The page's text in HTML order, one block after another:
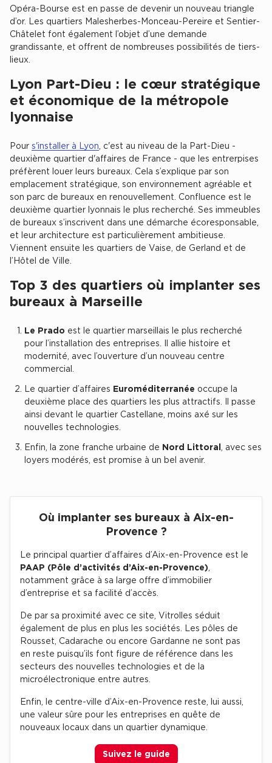
Achat d'Entrepôts / Activités
Achat d'Entrepôts / Activités en Ille-et-Vilaine
Achat d'Entrepôts / Activités à Aubagne
Achat d'Entrepôts / Activités à Toulouse
Achat d'Entrepôts / Activités à Dijon
Collections d'Entrepôts / Activités
Entrepôts et Locaux d'activités indépendants
Entrepôts et Locaux d'activités avec quai de
chargement
Entrepôts et Locaux d'activités - Programmes neufs
Location de plateformes Logistique
Location de plateformes Logistique à Amiens
Location de plateformes Logistique à Marseille
Achat de plateformes Logistique
Achat de plateformes Logistique en Bretagne
Achat de plateformes Logistique à Lyon
Collections de Logistique
Entrepôts Messagerie
Entrepôts logistique classe A
Entrepôts XXL
Location de Commerces
Location de Commerces à Bordeaux
Location de Commerces à Toulouse
Location de Commerces à Reims
Opéra-Bourse est en passe de devenir un nouveau triangle
d’or. Les quartiers Malesherbes-Monceau-Pereire et Sentier-
Châtelet font également l’objet d’une demande
grandissante, et offrent de nombreuses possibilités de tiers-
lieux.
Lyon Part-Dieu : le cœur stratégique
et économique de la métropole
lyonnaise
Pour s'installer à Lyon, c'est au niveau de la Part-Dieu -
deuxième quartier d'affaires de France - que les entrerpises
préfèrent louer leurs bureaux. Cela s’explique par son
emplacement stratégique, son environnement agréable et
son parc de bureaux en renouvellement. Confluence est le
deuxième quartier lyonnais le plus recherché. Ses immeubles
de bureaux s’inscrivent dans une démarche écoresponsable,
et leur architecture est particulièrement ambitieuse.
Viennent ensuite les quartiers de Vaise, de Gerland et de
l’Hôtel de Ville.
Top 3 des quartiers où implanter ses
bureaux à Marseille
Le Prado est le quartier marseillais le plus recherché
pour l’installation des entreprises. Il allie histoire et
modernité, avec l’ouverture d’un nouveau centre
commercial.
Le quartier d’affaires Euroméditerranée occupe la
deuxième place des quartiers les plus attractifs. Il passe
ainsi devant le quartier Castellane, moins axé sur les
nouvelles technologies.
Enfin, la zone franche urbaine de Nord Littoral , avec ses
loyers modérés, est promise à un bel avenir.
Où implanter ses bureaux à Aix-en-
Provence ?
Le principal quartier d’affaires d’Aix-en-Provence est le
PAAP (Pôle d’activités d’Aix-en-Provence),
notamment grâce à sa large offre d’immobilier
d’entreprise et sa facilité d’accès.
De par sa proximité avec ce site, Vitrolles séduit
également de plus en plus les sociétés. Les pôles de
Rousset, Cadarache ou encore Gardanne ne sont pas
en reste puisqu’ils font figure de référence dans les
secteurs des nouvelles technologies et de la
microélectronique entre autres.
Enfin, le centre-ville d’Aix-en-Provence reste, lui aussi,
une valeur sûre pour les entreprises en quête de
nouveaux locaux dans un quartier dynamique.
Suivez le guide